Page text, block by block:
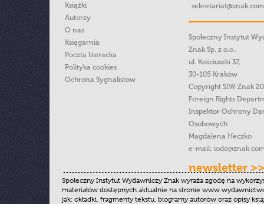
Książki
Autorzy
O nas
Księgarnia
Poczta literacka
Polityka cookies
Ochrona Sygnalistow
Społeczny Instytut
Znak Sp. z o.o.,
ul. Kościuszki 37,
30-105 Kraków
Copyright SIW Znak
Foreign Rights
Inspektor Ochrony
Osobowych
Magdalena Heczko
e-mail:
newsletter >>
Społeczny Instytut Wydawniczy Znak wyraża zgodę na
materiałów dostępnych aktualnie na stronie
jak: okładki, fragmenty tekstu, biogramy autorów oraz opisy